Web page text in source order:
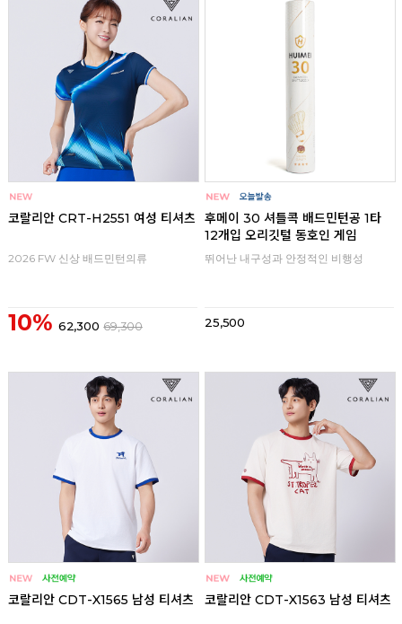
코랄리안 CRT-H2551 여성 티셔츠
2026 FW 신상 배드민턴의류
10% 62,300 69,300
후메이 30 셔틀콕 배드민턴공 1타
12개입 오리깃털 동호인 게임
뛰어난 내구성과 안정적인 비행성
25,500
코랄리안 CDT-X1565 남성 티셔츠 코랄리안 CDT-X1563 남성 티셔츠